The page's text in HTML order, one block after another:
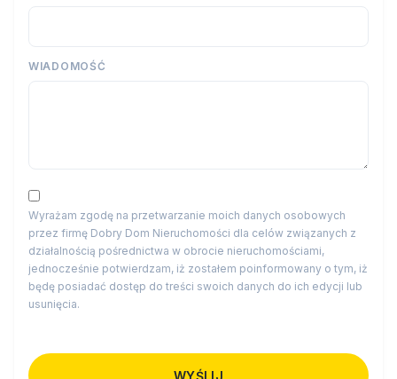
WIADOMOŚĆ
Wyrażam zgodę na przetwarzanie moich danych osobowych
przez firmę Dobry Dom Nieruchomości dla celów związanych z
działalnością pośrednictwa w obrocie nieruchomościami,
jednocześnie potwierdzam, iż zostałem poinformowany o tym, iż
będę posiadać dostęp do treści swoich danych do ich edycji lub
usunięcia.